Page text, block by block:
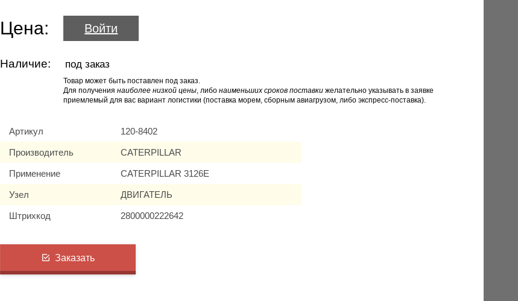
Цена: Войти
Наличие: под заказ
Товар может быть поставлен под заказ.
Для получениянаиболее низкой цены, либонаименьших сроков поставки желательно указывать в заявке
приемлемый для вас вариант логистики (поставка морем, сборным авиагрузом, либо экспресс-поставка).
Артикул 120-8402
Производитель CATERPILLAR
Применение CATERPILLAR 3126E
Узел ДВИГАТЕЛЬ
Штрихкод 2800000222642
Заказать